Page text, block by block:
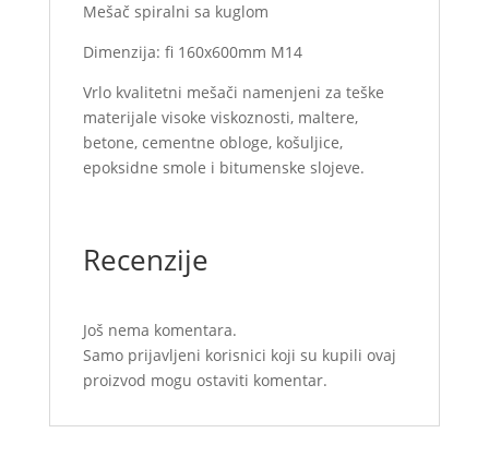
Mešač spiralni sa kuglom
Dimenzija: fi 160x600mm M14
Vrlo kvalitetni mešači namenjeni za teške
materijale visoke viskoznosti, maltere,
betone, cementne obloge, košuljice,
epoksidne smole i bitumenske slojeve.
Recenzije
Još nema komentara.
Samo prijavljeni korisnici koji su kupili ovaj
proizvod mogu ostaviti komentar.